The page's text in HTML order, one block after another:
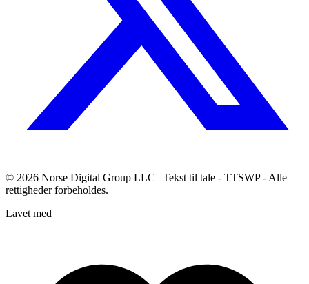
© 2026 Norse Digital Group LLC | Tekst til tale - TTSWP - Alle
rettigheder forbeholdes.
Lavet med